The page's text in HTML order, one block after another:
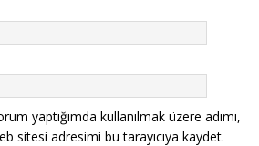
yaptığımda kullanılmak üzere adımı,
sitesi adresimi bu tarayıcıya kaydet.